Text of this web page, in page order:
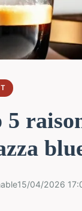
5
15/04/2026